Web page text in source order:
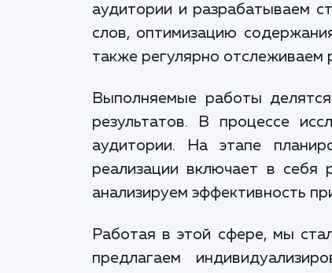
аудитории и разрабатываем
слов, оптимизацию
также регулярно отслеживаем
Выполняемые работы
результатов. В процессе
аудитории. На этапе
реализации включает в себя
анализируем эффективность
Работая в этой сфере, мы
предлагаем